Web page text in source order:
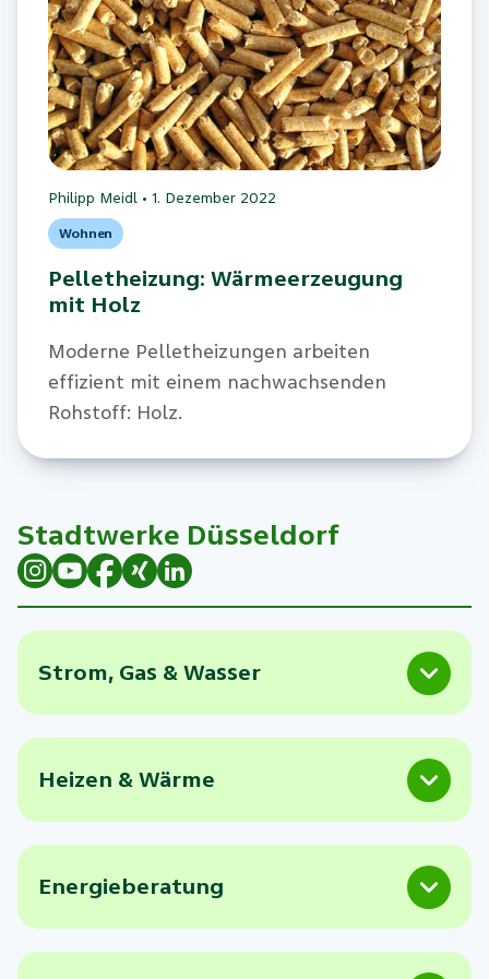
Philipp Meidl• 1. Dezember 2022
Wohnen
Pelletheizung: Wärmeerzeugung
mit Holz
Moderne Pelletheizungen arbeiten
effizient mit einem nachwachsenden
Rohstoff: Holz.
Stadtwerke Düsseldorf
Strom, Gas & Wasser
Heizen & Wärme
Energieberatung